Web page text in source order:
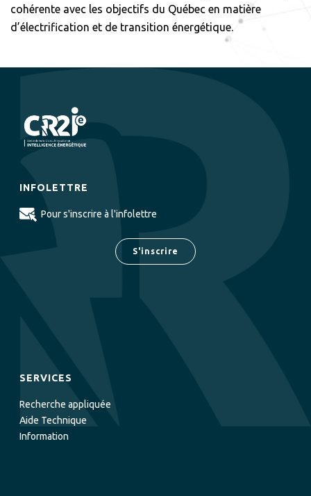
cohérente avec les objectifs du Québec en matière
d’électrification et de transition énergétique.
INFOLETTRE
Pour s'inscrire à l'infolettre
S'inscrire
SERVICES
Recherche appliquée
Aide Technique
Information